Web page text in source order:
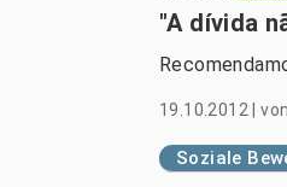
"A dívida
19.10.2012 |von
Soziale